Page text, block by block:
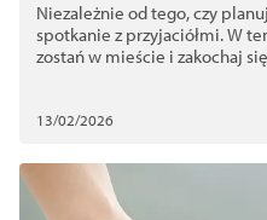
Niezależnie od tego, czy
spotkanie z przyjaciółmi. W
zostań w mieście i zakochaj
13/02/2026